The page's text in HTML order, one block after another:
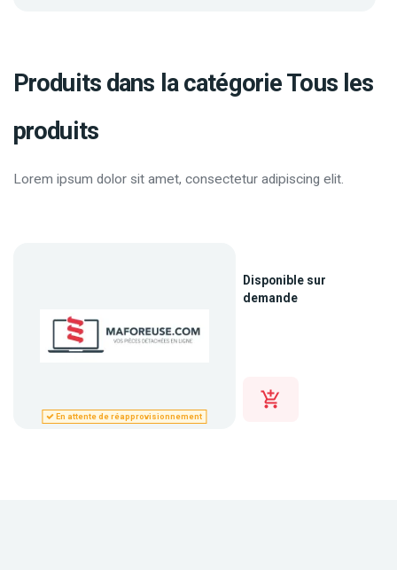
Produits dans la catégorie Tous les
produits
Lorem ipsum dolor sit amet, consectetur adipiscing elit.
En attente de réapprovisionnement
Disponible sur
demande